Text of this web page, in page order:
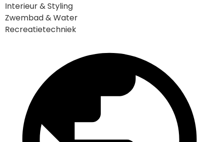
Interieur & Styling
Zwembad & Water
Recreatietechniek